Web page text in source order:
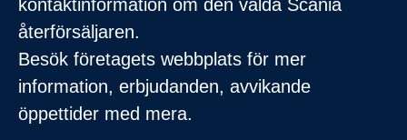
kontaktinformation om den valda Scania
återförsäljaren.
Besök företagets webbplats för mer
information, erbjudanden, avvikande
öppettider med mera.